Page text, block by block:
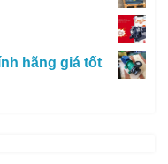
hãng giá tốt